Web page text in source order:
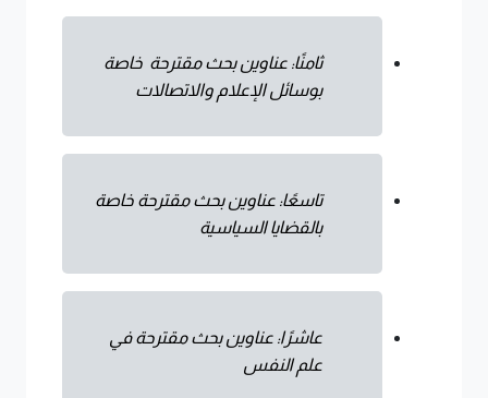
ثامنًا: عناوين بحث مقترحة خاصة
بوسائل الإعلام والاتصالات
تاسعًا: عناوين بحث مقترحة خاصة
بالقضايا السياسية
عاشرًا: عناوين بحث مقترحة في
علم النفس